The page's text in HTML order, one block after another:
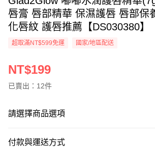
唇膏 唇部精華 保濕護唇 唇部保
化唇紋 護唇推薦【DS030380】
超取滿NT$599免運 國家/地區配送
NT$199
已賣出：12件
請選擇商品選項
付款與運送方式